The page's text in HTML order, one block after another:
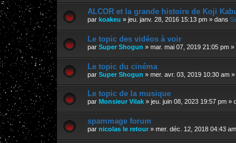
ALCOR et la grande histoire de Koji
par koakeu » jeu. janv. 28, 2016 15:13 pm » dans
Le topic des vidéos à voir
par Super Shogun » mar. mai 07, 2019 21:05 pm »
Le topic du cinéma
par Super Shogun » mer. avr. 03, 2019 10:30 am »
Le topic de la musique
par Monsieur Vilak » jeu. juin 08, 2023 19:57 pm »
spammage forum
par nicolas le retour » mer. déc. 12, 2018 04:43 am